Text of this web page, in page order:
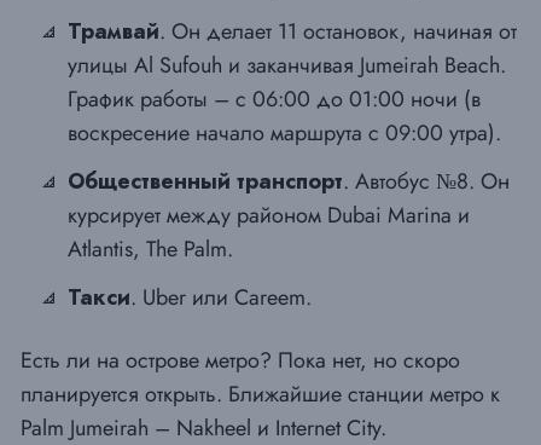
Трамвай. Он делает 11 остановок, начиная от
улицы Al Sufouh и заканчивая Jumeirah Beach.
График работы – с 06:00 до 01:00 ночи (в
воскресение начало маршрута с 09:00 утра).
Общественный транспорт. Автобус №8. Он
курсирует между районом Dubai Marina и
Atlantis, The Palm.
Такси. Uber или Careem.
Есть ли на острове метро? Пока нет, но скоро
планируется открыть. Ближайшие станции метро к
Palm Jumeirah – Nakheel и Internet City.